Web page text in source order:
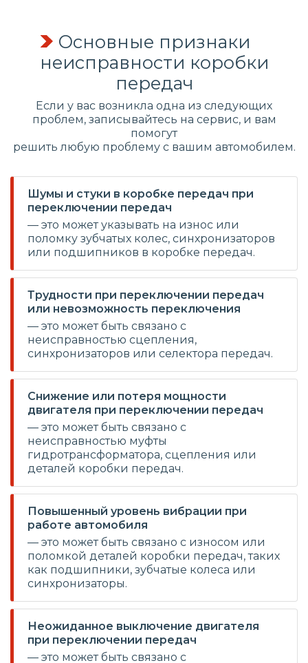
Основные признаки
неисправности коробки
передач
Если у вас возникла одна из следующих
проблем, записывайтесь на сервис, и вам
помогут
решить любую проблему с вашим автомобилем.
Шумы и стуки в коробке передач при
переключении передач
— это может указывать на износ или
поломку зубчатых колес, синхронизаторов
или подшипников в коробке передач.
Трудности при переключении передач
или невозможность переключения
— это может быть связано с
неисправностью сцепления,
синхронизаторов или селектора передач.
Снижение или потеря мощности
двигателя при переключении передач
— это может быть связано с
неисправностью муфты
гидротрансформатора, сцепления или
деталей коробки передач.
Повышенный уровень вибрации при
работе автомобиля
— это может быть связано с износом или
поломкой деталей коробки передач, таких
как подшипники, зубчатые колеса или
синхронизаторы.
Неожиданное выключение двигателя
при переключении передач
— это может быть связано с